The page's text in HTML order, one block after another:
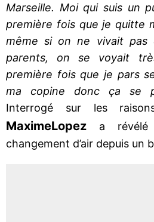
Marseille. Moi qui suis un
première fois que je quitte
même si on ne vivait pas
parents, on se voyait
première fois que je pars
ma copine donc ça se
Interrogé sur les
MaximeLopez a révélé
changement d’air depuis un